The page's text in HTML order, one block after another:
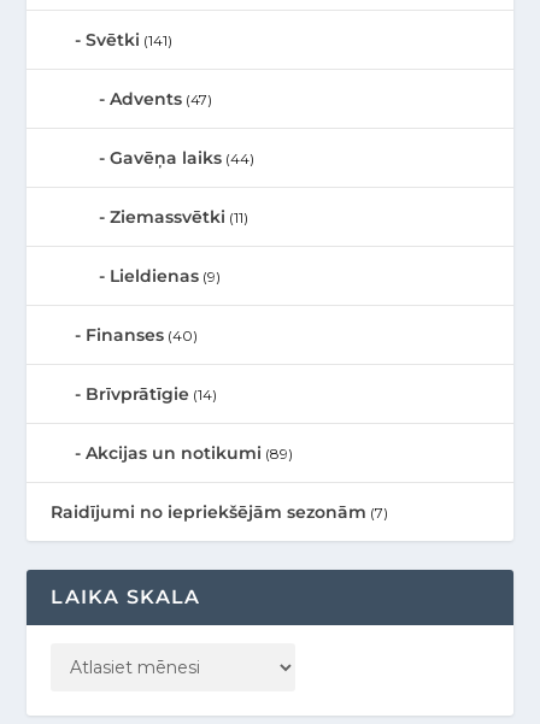
Svētki (141)
Advents (47)
Gavēņa laiks (44)
Ziemassvētki (11)
Lieldienas (9)
Finanses (40)
Brīvprātīgie (14)
Akcijas un notikumi (89)
Raidījumi no iepriekšējām sezonām (7)
LAIKA SKALA